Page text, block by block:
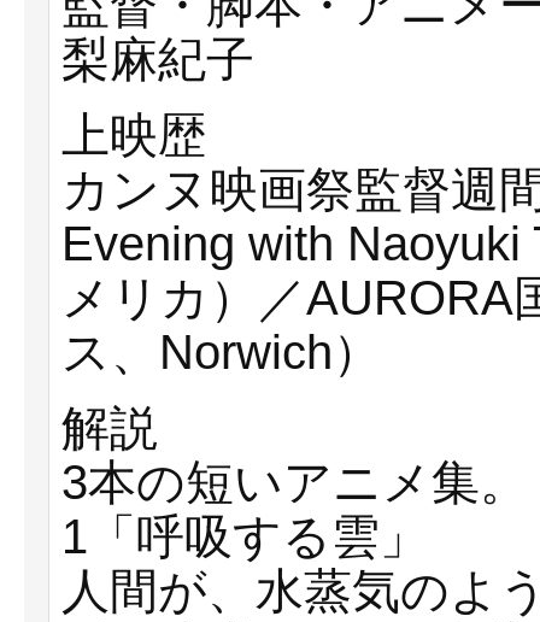
梨麻紀子
上映歴
カンヌ映画祭監督週
Evening with
メリカ）／AURORA
ス、Norwich）
解説
3本の短いアニメ集。
1「呼吸する雲」
人間が、水蒸気のよ